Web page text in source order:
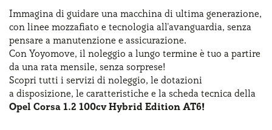
Immagina di guidare una macchina di ultima generazione,
con linee mozzafiato e tecnologia all'avanguardia, senza
pensare a manutenzione e assicurazione.
Con Yoyomove, il noleggio a lungo termine è tuo a partire
da una rata mensile, senza sorprese!
Scopri tutti i servizi di noleggio, le dotazioni
a disposizione, le caratteristiche e la scheda tecnica della
Opel Corsa 1.2 100cv Hybrid Edition AT6!